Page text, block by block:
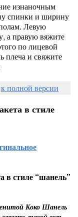
изнаночным
спинки и ширину
Левую
а правую вяжите
по лицевой
плеча и свяжите
к полной версии
в стиле
в стиле “шанель”
Коко Шанель